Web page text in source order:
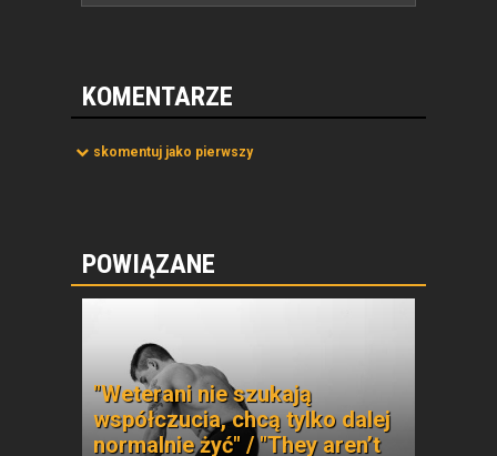
KOMENTARZE
skomentuj jako pierwszy
POWIĄZANE
"Weterani nie szukają
współczucia, chcą tylko dalej
normalnie żyć" / "They aren’t